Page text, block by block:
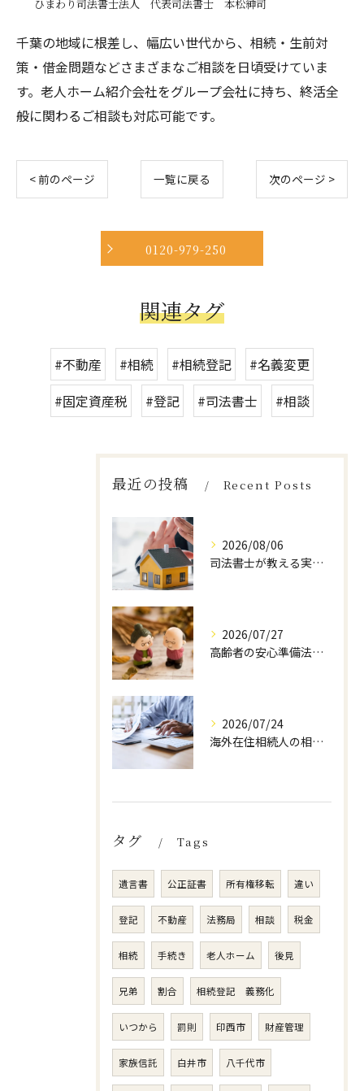
ひまわり司法書士法人 代表司法書士 本松紳司
千葉の地域に根差し、幅広い世代から、相続・生前対
策・借金問題などさまざまなご相談を日頃受けていま
す。老人ホーム紹介会社をグループ会社に持ち、終活全
般に関わるご相談も対応可能です。
< 前のページ 一覧に戻る 次のページ >
0120-979-250
関連タグ
#不動産 #相続 #相続登記
#名義変更
#固定資産税
#登記 #司法書士 #相談
最近の投稿 Recent Posts
2026/08/06
司法書士が教える実家空き家の具体策
2026/07/27
高齢者の安心準備法と優先順位解説
2026/07/24
海外在住相続人の相続手続き方法
タグ Tags
遺言書 公正証書 所有権移転 違い
登記 不動産 法務局 相談 税金
相続 手続き 老人ホーム 後見
兄弟 割合 相続登記 義務化
いつから 罰則 印西市 財産管理
家族信託 白井市 八千代市